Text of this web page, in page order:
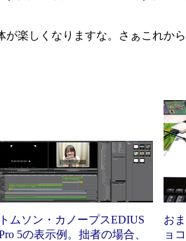
楽しくなりますな。さぁこれか
トムソン・カノープスEDIUS
5の表示例。拙者の場合、
お
ョ